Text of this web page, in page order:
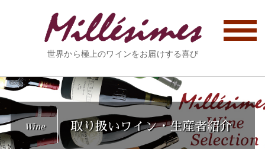
世界から極上のワインをお届けする喜び
Wine 取り扱いワイン・生産者紹介